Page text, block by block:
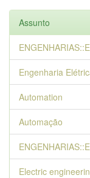
Assunto
Engenharia
Automation
Automação
Electric